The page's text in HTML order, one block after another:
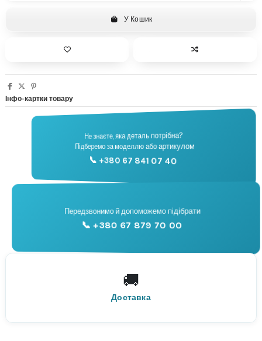
У Кошик
Інфо-картки товару
Підбір запчастин
Не знаєте, яка деталь потрібна?
Підберемо за моделлю або артикулом
📞 +380 67 841 07 40
📞
Консультація
Передзвонимо й допоможемо підібрати
📞 +380 67 879 70 00
🚚
Доставка
По всій Україні
Нова Пошта